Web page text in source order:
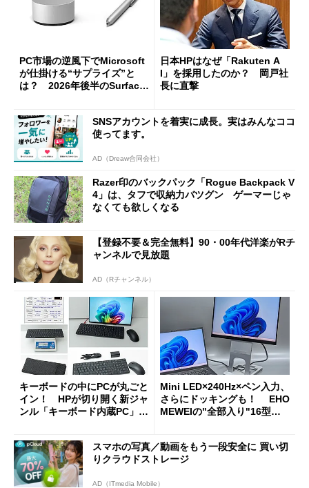
PC市場の逆風下でMicrosoft
が仕掛ける“サプライズ”と
は？ 2026年後半のSurface
日本HPはなぜ「Rakuten A
I」を採用したのか？ 岡戸社
長に直撃
SNSアカウントを着実に成長。実はみんなココ
使ってます。
AD（Dreaw合同会社）
Razer印のバックパック「Rogue Backpack V
4」は、タフで収納力バツグン ゲーマーじゃ
なくても欲しくなる
【登録不要＆完全無料】90・00年代洋楽がRチ
ャンネルで見放題
AD（Rチャンネル）
キーボードの中にPCが丸ごと
イン！ HPが切り開く新ジャ
ンル「キーボード内蔵PC」の
Mini LED×240Hz×ペン入力、
さらにドッキングも！ EHO
MEWEIの"全部入り"16型モ
スマホの写真／動画をもう一段安全に 買い切
りクラウドストレージ
AD（ITmedia Mobile）